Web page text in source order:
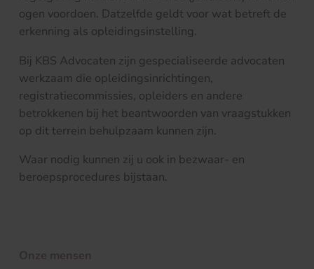
ogen voordoen. Datzelfde geldt voor wat betreft de
erkenning als opleidingsinstelling.
Bij KBS Advocaten zijn gespecialiseerde advocaten
werkzaam die opleidingsinrichtingen,
registratiecommissies, opleiders en andere
betrokkenen bij het beantwoorden van vraagstukken
op dit terrein behulpzaam kunnen zijn.
Waar nodig kunnen zij u ook in bezwaar- en
beroepsprocedures bijstaan.
Onze mensen